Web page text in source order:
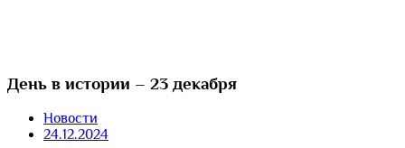
День в истории – 23 декабря
Новости
24.12.2024